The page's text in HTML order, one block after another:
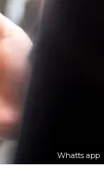
Whatts app